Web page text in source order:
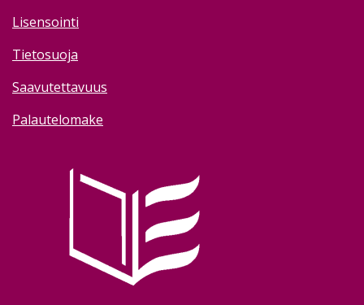
Lisensointi
Tietosuoja
Saavutettavuus
Palautelomake